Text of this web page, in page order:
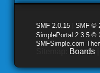
SMF 2.0.15 SMF ©
SimplePortal 2.3.5 ©
SMFSimple.com
Boards